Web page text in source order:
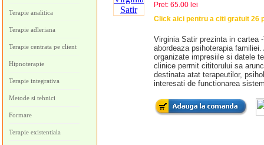
Terapie analitica
Terapie adleriana
Terapie centrata pe client
Hipnoterapie
Terapie integrativa
Metode si tehnici
Formare
Terapie existentiala
Pret: 65.00 lei
Click aici pentru a citi gratuit 26
Virginia Satir prezinta in cartea
abordeaza psihoterapia
organizate impresiile si datele
clinice permit cititorului sa
destinata atat terapeutilor,
interesati de functionarea